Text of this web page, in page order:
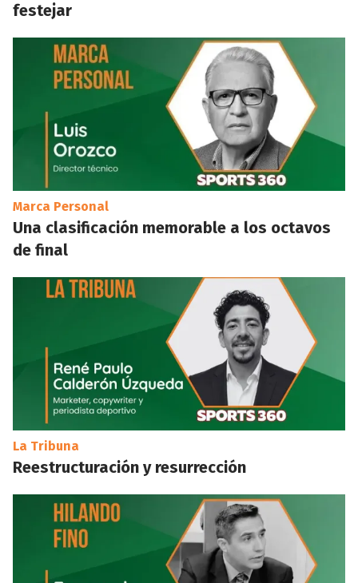
festejar
Marca Personal
Una clasificación memorable a los octavos
de final
La Tribuna
Reestructuración y resurrección